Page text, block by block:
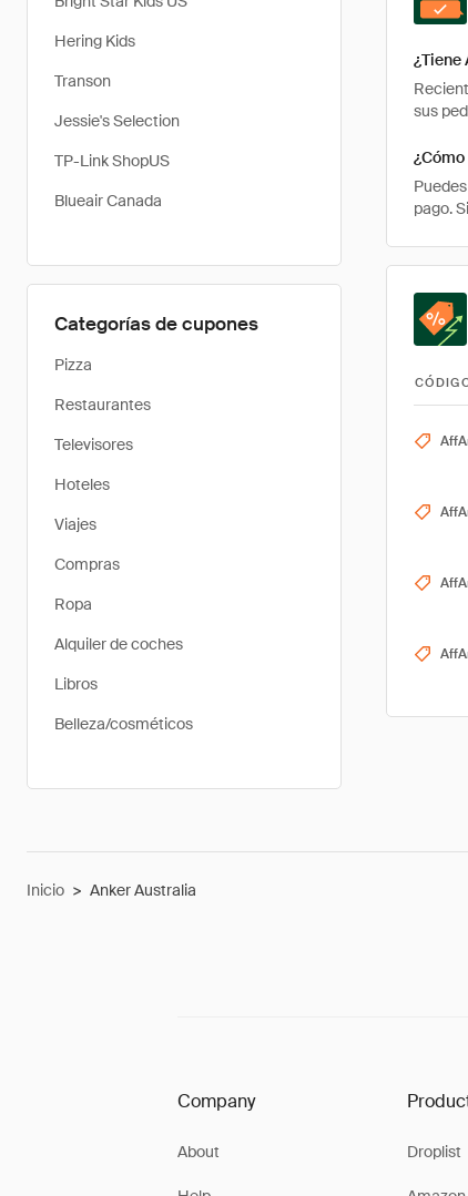
Hering Kids
Transon
Jessie's Selection
TP-Link ShopUS
Blueair Canada
Categorías de cupones
Pizza
Restaurantes
Televisores
Hoteles
Viajes
Compras
Ropa
Alquiler de coches
Libros
Belleza/cosméticos
¿Tiene
sus
pago.
Inicio > Anker Australia
Company
About Droplist